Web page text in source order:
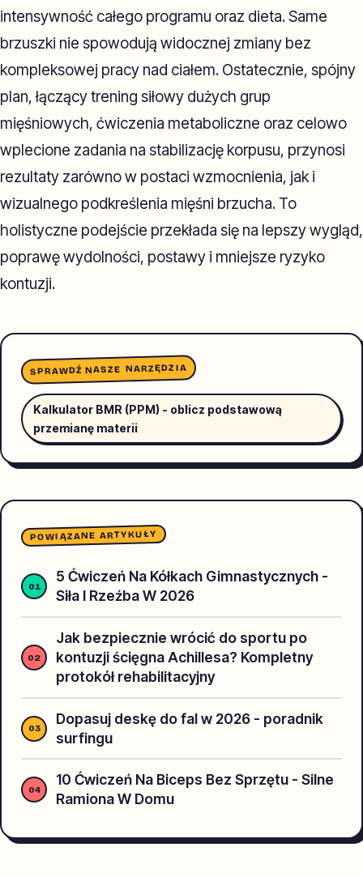
intensywność całego programu oraz dieta. Same
brzuszki nie spowodują widocznej zmiany bez
kompleksowej pracy nad ciałem. Ostatecznie, spójny
plan, łączący trening siłowy dużych grup
mięśniowych, ćwiczenia metaboliczne oraz celowo
wplecione zadania na stabilizację korpusu, przynosi
rezultaty zarówno w postaci wzmocnienia, jak i
wizualnego podkreślenia mięśni brzucha. To
holistyczne podejście przekłada się na lepszy wygląd,
poprawę wydolności, postawy i mniejsze ryzyko
kontuzji.
SPRAWDŹ NASZE NARZĘDZIA
Kalkulator BMR (PPM) - oblicz podstawową
przemianę materii
POWIĄZANE ARTYKUŁY
5 Ćwiczeń Na Kółkach Gimnastycznych -
Siła I Rzeźba W 2026
Jak bezpiecznie wrócić do sportu po
kontuzji ścięgna Achillesa? Kompletny
protokół rehabilitacyjny
Dopasuj deskę do fal w 2026 - poradnik
surfingu
10 Ćwiczeń Na Biceps Bez Sprzętu - Silne
Ramiona W Domu